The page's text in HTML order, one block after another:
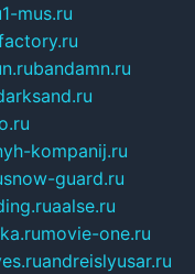
1-mus.ru
bandamn.ru
kompanij.ru
snow-guard.ru
aalse.ru
movie-one.ru
andreislyusar.ru